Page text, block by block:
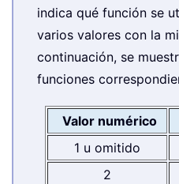
indica qué función se
varios valores con la
continuación, se
funciones
Valor numérico
1 u omitido
2